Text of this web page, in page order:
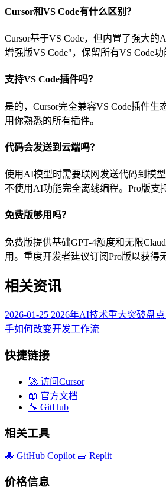
Cursor和VS Code有什么区别？
Cursor基于VS Code，但内置了强大
增强版VS Code"，保留所有VS Code
支持VS Code插件吗？
是的，Cursor完全兼容VS Code插件生
用你熟悉的所有插件。
代码会发送到云端吗？
使用AI模型时需要联网发送代码到模
不使用AI功能完全离线编程。Pro版支
免费版够用吗？
免费版提供基础GPT-4额度和无限
用。重度开发者建议订阅Pro版以获得
相关资讯
2026-01-25 2026年AI技术重大突破盘点
手如何改变开发工作流
快捷链接
🚀 访问Cursor
📖 官方文档
🔧 GitHub
相关工具
🐙 GitHub Copilot 🧱 Replit
价格信息